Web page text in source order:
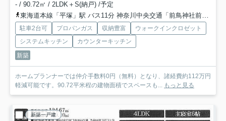
- / 90.72㎡ / 2LDK＋S(納戸) /予定
東海道本線「平塚」駅 バス11分 神奈川中央交通「前鳥神社前」 停歩1分
駐車2台可 プロパンガス 収納豊富
ウォークインクロゼット
システムキッチン
カウンターキッチン
新築
ホームプランナーでは仲介手数料0円（無料）となり、諸経費約112万円
軽減可能です。90.72平米程の建物面積でスペースも... もっと見る
新築一戸建